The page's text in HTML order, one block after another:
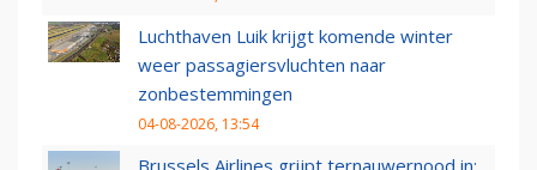
Luchthaven Luik krijgt komende winter
weer passagiersvluchten naar
zonbestemmingen
04-08-2026, 13:54